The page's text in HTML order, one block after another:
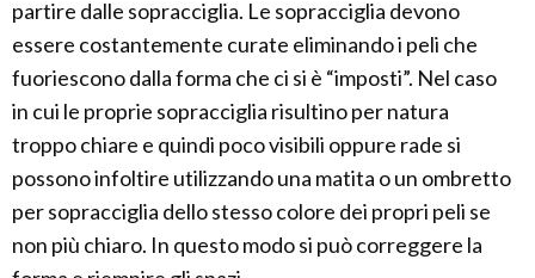
partire dalle sopracciglia. Le sopracciglia devono
essere costantemente curate eliminando i peli che
fuoriescono dalla forma che ci si è “imposti”. Nel caso
in cui le proprie sopracciglia risultino per natura
troppo chiare e quindi poco visibili oppure rade si
possono infoltire utilizzando una matita o un ombretto
per sopracciglia dello stesso colore dei propri peli se
non più chiaro. In questo modo si può correggere la